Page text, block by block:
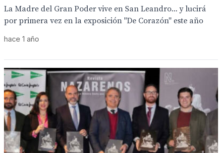
La Madre del Gran Poder vive en San Leandro... y lucirá
por primera vez en la exposición "De Corazón" este año
hace 1 año